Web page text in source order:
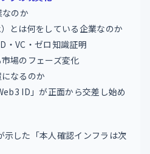
のか
は何をしている企業なのか
VC・ゼロ知識証明
場のフェーズ変化
なるのか
ID」が正面から交差し始め
した「本人確認インフラは次